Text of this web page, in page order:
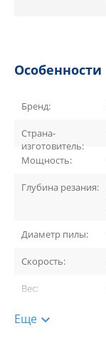
Особенности
Бренд:
Страна-
изготовитель:
Мощность:
Глубина резания:
Диаметр пилы:
Скорость:
Вес:
Дополнительно:
Еще 